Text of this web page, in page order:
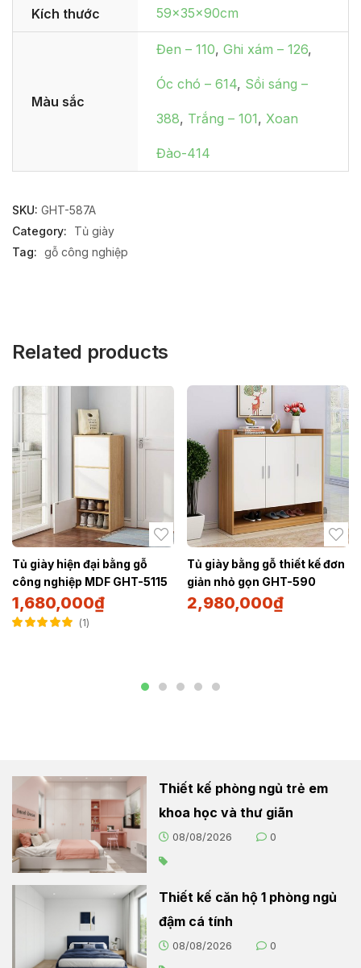
Kích thước 59x35x90cm
Màu sắc
Đen – 110, Ghi xám – 126,
Óc chó – 614, Sồi sáng –
388, Trắng – 101, Xoan
Đào-414
SKU: GHT-587A
Category:
Tủ giày
Tag: gỗ công nghiệp
Related products
Tủ giày hiện đại bằng gỗ
công nghiệp MDF GHT-5115
1,680,000₫
1
Tủ giày bằng gỗ thiết kế đơn
giản nhỏ gọn GHT-590
2,980,000₫
Thiết kế phòng ngủ trẻ em
khoa học và thư giãn
08/08/2026 0
Thiết kế căn hộ 1 phòng ngủ
đậm cá tính
08/08/2026 0